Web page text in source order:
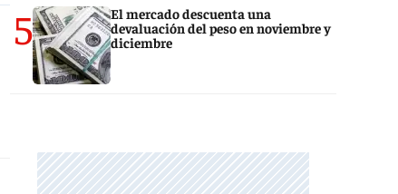
5
El mercado descuenta una
devaluación del peso en noviembre y
diciembre